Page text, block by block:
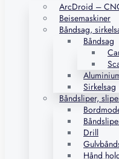
ArcDroid –
Beisemaskiner
Båndsag,
Båndsag
Sirkelsag
Båndsliper,
Drill
Hånd